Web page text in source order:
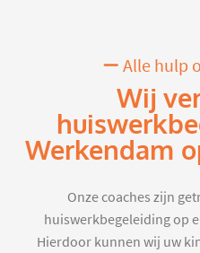
Alle hulp
Wij
Werkendam
Onze coaches zijn
huiswerkbegeleiding op
Hierdoor kunnen wij uw